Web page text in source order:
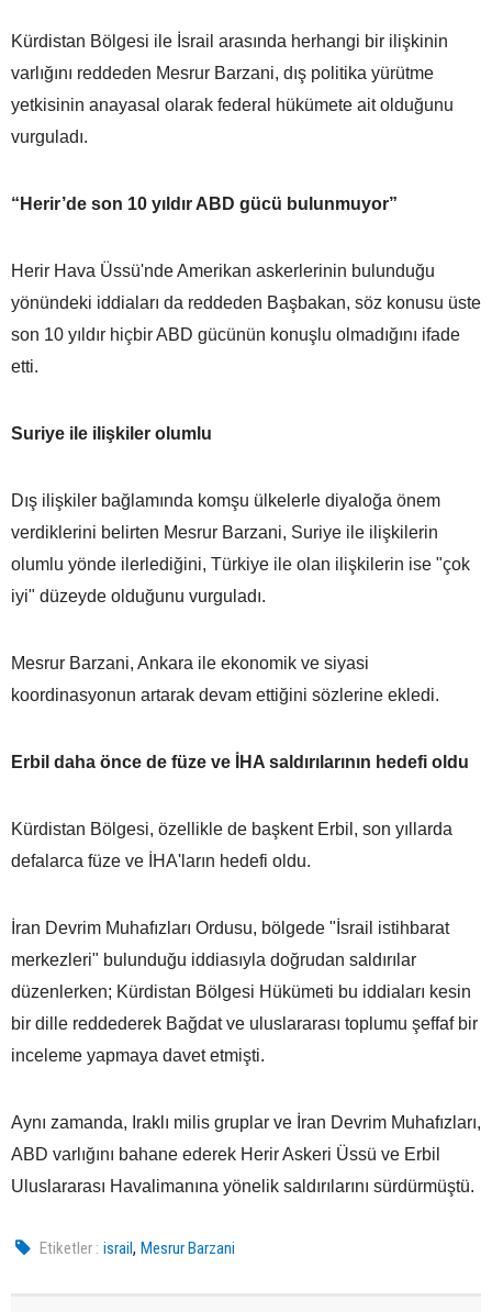
Kürdistan Bölgesi ile İsrail arasında herhangi bir ilişkinin
varlığını reddeden Mesrur Barzani, dış politika yürütme
yetkisinin anayasal olarak federal hükümete ait olduğunu
vurguladı.
“Herir’de son 10 yıldır ABD gücü bulunmuyor”
Herir Hava Üssü'nde Amerikan askerlerinin bulunduğu
yönündeki iddiaları da reddeden Başbakan, söz konusu üste
son 10 yıldır hiçbir ABD gücünün konuşlu olmadığını ifade
etti.
Suriye ile ilişkiler olumlu
Dış ilişkiler bağlamında komşu ülkelerle diyaloğa önem
verdiklerini belirten Mesrur Barzani, Suriye ile ilişkilerin
olumlu yönde ilerlediğini, Türkiye ile olan ilişkilerin ise "çok
iyi" düzeyde olduğunu vurguladı.
Mesrur Barzani, Ankara ile ekonomik ve siyasi
koordinasyonun artarak devam ettiğini sözlerine ekledi.
Erbil daha önce de füze ve İHA saldırılarının hedefi oldu
Kürdistan Bölgesi, özellikle de başkent Erbil, son yıllarda
defalarca füze ve İHA'ların hedefi oldu.
İran Devrim Muhafızları Ordusu, bölgede "İsrail istihbarat
merkezleri" bulunduğu iddiasıyla doğrudan saldırılar
düzenlerken; Kürdistan Bölgesi Hükümeti bu iddiaları kesin
bir dille reddederek Bağdat ve uluslararası toplumu şeffaf bir
inceleme yapmaya davet etmişti.
Aynı zamanda, Iraklı milis gruplar ve İran Devrim Muhafızları,
ABD varlığını bahane ederek Herir Askeri Üssü ve Erbil
Uluslararası Havalimanına yönelik saldırılarını sürdürmüştü.
Etiketler : israil,Mesrur Barzani